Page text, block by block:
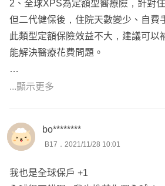
2、全球XPS為定額型醫療險，針對
但二代健保後，住院天數變少、自費
此類型定額保險效益不大，建議可以
能解決醫療花費問題。
3、外溢保單一般都是先酌收較高的
其餘南山的部分都比較偏向話術，建
另全球XPS效益較低，建議可將預算
舊保單的實支額度拉高。
...顯示更多
bo********
B17．2021/11/28 10:01
我也是全球保戶 +1